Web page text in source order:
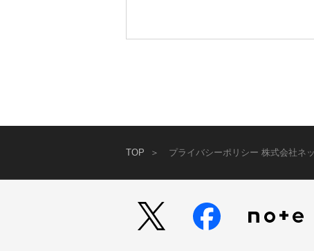
TOP プライバシーポリシー 株式会社ネ